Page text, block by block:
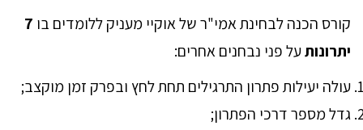
קורס הכנה לבחינת אמי"ר של אוקיי מעניק ללומדים בו 7
יתרונותעל פני נבחנים אחרים:
עולה יעילות פתרון התרגילים תחת לחץ ובפרק זמן מוקצב;
גדל מספר דרכי הפתרון;